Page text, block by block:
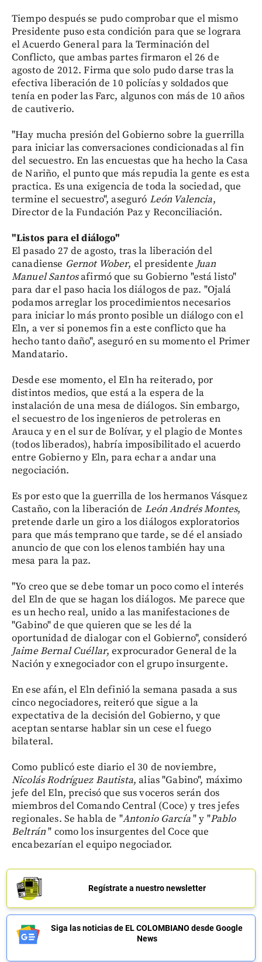
Tiempo después se pudo comprobar que el mismo
Presidente puso esta condición para que se lograra
el Acuerdo General para la Terminación del
Conflicto, que ambas partes firmaron el 26 de
agosto de 2012. Firma que solo pudo darse tras la
efectiva liberación de 10 policías y soldados que
tenía en poder las Farc, algunos con más de 10 años
de cautiverio.
"Hay mucha presión del Gobierno sobre la guerrilla
para iniciar las conversaciones condicionadas al fin
del secuestro. En las encuestas que ha hecho la Casa
de Nariño, el punto que más repudia la gente es esta
practica. Es una exigencia de toda la sociedad, que
termine el secuestro", aseguró León Valencia,
Director de la Fundación Paz y Reconciliación.
"Listos para el diálogo"
El pasado 27 de agosto, tras la liberación del
canadiense Gernot Wober, el presidente Juan
Manuel Santosafirmó que su Gobierno "está listo"
para dar el paso hacia los diálogos de paz. "Ojalá
podamos arreglar los procedimientos necesarios
para iniciar lo más pronto posible un diálogo con el
Eln, a ver si ponemos fin a este conflicto que ha
hecho tanto daño", aseguró en su momento el Primer
Mandatario.
Desde ese momento, el Eln ha reiterado, por
distintos medios, que está a la espera de la
instalación de una mesa de diálogos. Sin embargo,
el secuestro de los ingenieros de petroleras en
Arauca y en el sur de Bolívar, y el plagio de Montes
(todos liberados), habría imposibilitado el acuerdo
entre Gobierno y Eln, para echar a andar una
negociación.
Es por esto que la guerrilla de los hermanos Vásquez
Castaño, con la liberación de León Andrés Montes,
pretende darle un giro a los diálogos exploratorios
para que más temprano que tarde, se dé el ansiado
anuncio de que con los elenos también hay una
mesa para la paz.
"Yo creo que se debe tomar un poco como el interés
del Eln de que se hagan los diálogos. Me parece que
es un hecho real, unido a las manifestaciones de
"Gabino" de que quieren que se les dé la
oportunidad de dialogar con el Gobierno", consideró
Jaime Bernal Cuéllar, exprocurador General de la
Nación y exnegociador con el grupo insurgente.
En ese afán, el Eln definió la semana pasada a sus
cinco negociadores, reiteró que sigue a la
expectativa de la decisión del Gobierno, y que
aceptan sentarse hablar sin un cese el fuego
bilateral.
Como publicó este diario el 30 de noviembre,
Nicolás Rodríguez Bautista, alias "Gabino", máximo
jefe del Eln, precisó que sus voceros serán dos
miembros del Comando Central (Coce) y tres jefes
regionales. Se habla de "Antonio García" y "Pablo
Beltrán" como los insurgentes del Coce que
encabezarían el equipo negociador.
Regístrate a nuestro newsletter
Siga las noticias de EL COLOMBIANO desde Google
News